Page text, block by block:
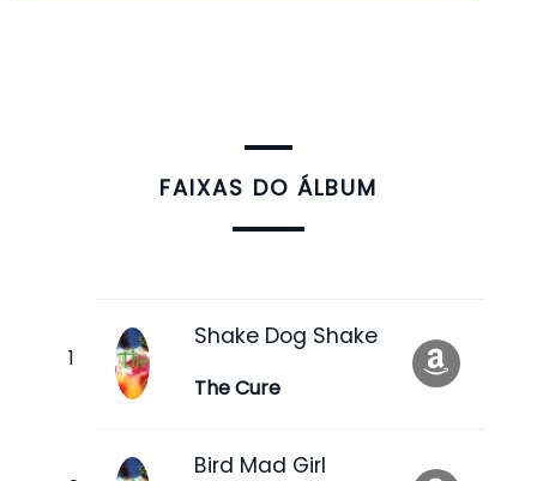
FAIXAS DO ÁLBUM
Shake Dog Shake
The Cure
Bird Mad Girl